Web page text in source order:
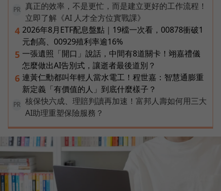
PR
真正的效率，不是更忙，而是建立更好的工作流程！
立即了解《AI 人才全方位實戰課》
4 2026年8月ETF配息盤點｜19檔一次看，00878衝破1
元創高、00929殖利率逾16%
5 一張遺照「開口」說話，中間有8道關卡！翊嘉禮儀
怎麼做出AI告別式，讓逝者最後道別？
6 連黃仁勳都叫年輕人當水電工！程世嘉：智慧通膨重
新定義「有價值的人」到底什麼樣子？
PR
核保快六成、理賠判讀再加速！富邦人壽如何用三大
AI助理重塑保險服務？